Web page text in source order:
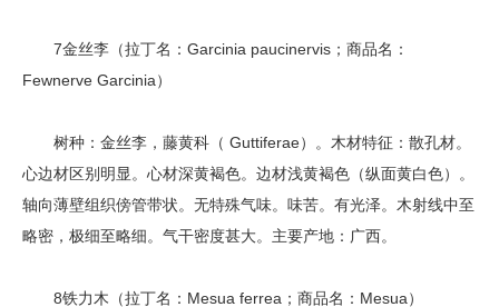
7金丝李（拉丁名：Garcinia paucinervis；商品名：
Fewnerve Garcinia）
树种：金丝李，藤黄科（ Guttiferae）。木材特征：散孔材。
心边材区别明显。心材深黄褐色。边材浅黄褐色（纵面黄白色）。
轴向薄壁组织傍管带状。无特殊气味。味苦。有光泽。木射线中至
略密，极细至略细。气干密度甚大。主要产地：广西。
8铁力木（拉丁名：Mesua ferrea；商品名：Mesua）